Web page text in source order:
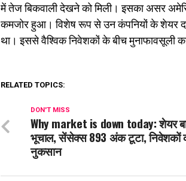
में तेज बिकवाली देखने को मिली। इसका असर
कमजोर हुआ। विशेष रूप से उन कंपनियों के शेयर
था। इससे वैश्विक निवेशकों के बीच मुनाफावसूली
RELATED TOPICS:
DON'T MISS
Why market is down today: शेयर
भूचाल, सेंसेक्स 893 अंक टूटा, निवेशकों
नुकसान